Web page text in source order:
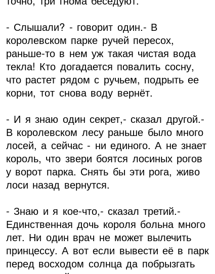
- Слышали? - говорит один.- В
королевском парке ручей пересох,
раньше-то в нем уж такая чистая вода
текла! Кто догадается повалить сосну,
что растет рядом с ручьем, подрыть ее
корни, тот снова воду вернёт.
- И я знаю один секрет,- сказал другой.-
В королевском лесу раньше было много
лосей, а сейчас - ни единого. А не знает
король, что звери боятся лосиных рогов
у ворот парка. Снять бы эти рога, живо
лоси назад вернутся.
- Знаю и я кое-что,- сказал третий.-
Единственная дочь короля больна много
лет. Ни один врач не может вылечить
принцессу. А вот если вывести её в парк
перед восходом солнца да побрызгать